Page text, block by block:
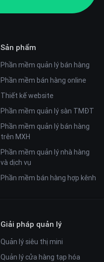
Sản phẩm
Phần mềm quản lý bán hàng
Phần mềm bán hàng online
Thiết kế website
Phần mềm quản lý sàn TMĐT
Phần mềm quản lý bán hàng
trên MXH
Phần mềm quản lý nhà hàng
và dịch vụ
Phần mềm bán hàng hợp kênh
Giải pháp quản lý
Quản lý siêu thị mini
Quản lý cửa hàng tạp hóa